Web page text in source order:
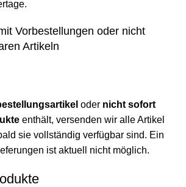
Vorbestellungen oder nicht
Artikeln
oder nicht sofort
enthält, versenden wir alle Artikel
sie vollständig verfügbar sind. Ein
ist aktuell nicht möglich.